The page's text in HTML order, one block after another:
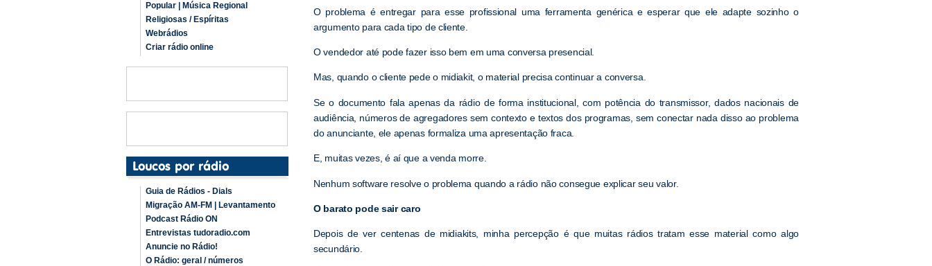
Popular | Música Regional
Religiosas / Espíritas
Webrádios
Criar rádio online
Guia de Rádios - Dials
Migração AM-FM | Levantamento
Podcast Rádio ON
Entrevistas tudoradio.com
Anuncie no Rádio!
O Rádio: geral / números
O problema é entregar para esse profissional uma ferramenta genérica e esperar que ele adapte sozinho o
argumento para cada tipo de cliente.
O vendedor até pode fazer isso bem em uma conversa presencial.
Mas, quando o cliente pede o midiakit, o material precisa continuar a conversa.
Se o documento fala apenas da rádio de forma institucional, com potência do transmissor, dados nacionais de
audiência, números de agregadores sem contexto e textos dos programas, sem conectar nada disso ao problema
do anunciante, ele apenas formaliza uma apresentação fraca.
E, muitas vezes, é aí que a venda morre.
Nenhum software resolve o problema quando a rádio não consegue explicar seu valor.
O barato pode sair caro
Depois de ver centenas de midiakits, minha percepção é que muitas rádios tratam esse material como algo
secundário.